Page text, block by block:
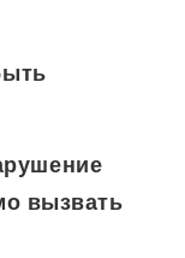
вызвать